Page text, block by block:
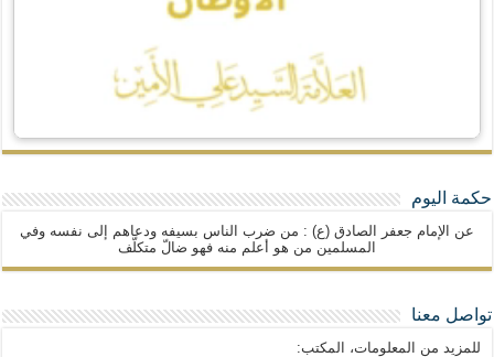
حكمة اليوم
عن الإمام جعفر الصادق (ع) : من ضرب الناس بسيفه ودعاهم إلى نفسه وفي
المسلمين من هو أعلم منه فهو ضالّ متكلّف
تواصل معنا
للمزيد من المعلومات، المكتب: